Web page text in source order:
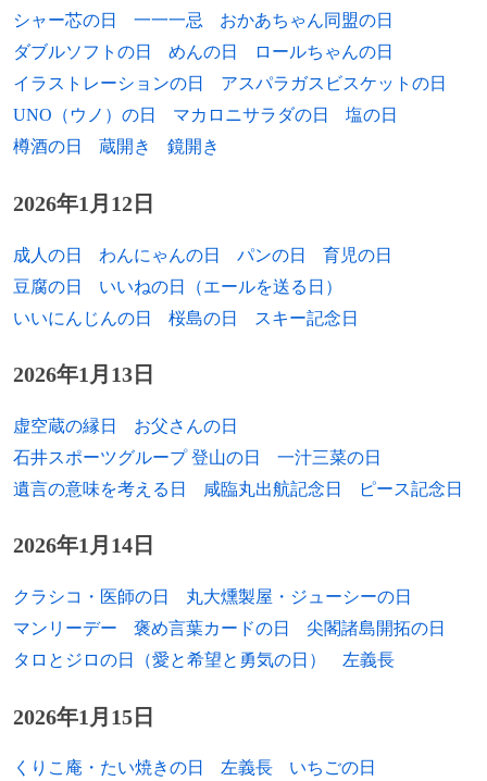
1931年 明石康、国際公務員
1932年 郷司裕、アマチュア野球審判員（+ 2006
年）
1932年 花井悠、プロ野球選手（+ 2007年）
1932年 リチャード・レスター、映画監督
1934年 佐江衆一、小説家（+ 2020年）
1935年
生田正治、商船三井社長、日本郵政公社初
代総裁（+ 2023年）
1935年
フレッド・バレンタイン、元プロ野球選手
1936年 操上和美、写真家
櫻田慧、実業家、モスバーガー（モスフー
長岡三重子、水泳選手、実業家、能楽師
（* 1914年）[出典]
2023年 目黒考二、小説家（*1946年）
2024年 正司歌江、漫才師（かしまし娘）（*1929
シャー芯の日
一一一忌
おかあちゃん同盟の日
ダブルソフトの日
めんの日
ロールちゃんの日
イラストレーションの日
アスパラガスビスケットの日
UNO（ウノ）の日
マカロニサラダの日
塩の日
樽酒の日
蔵開き 鏡開き
2026年1月12日
成人の日 わんにゃんの日 パンの日
育児の日
豆腐の日
いいねの日（エールを送る日）
いいにんじんの日
桜島の日 スキー記念日
2026年1月13日
虚空蔵の縁日
お父さんの日
石井スポーツグループ 登山の日
一汁三菜の日
遺言の意味を考える日
咸臨丸出航記念日 ピース記念日
2026年1月14日
クラシコ・医師の日
丸大燻製屋・ジューシーの日
マンリーデー
褒め言葉カードの日
尖閣諸島開拓の日
タロとジロの日（愛と希望と勇気の日）
左義長
2026年1月15日
くりこ庵・たい焼きの日 左義長
いちごの日